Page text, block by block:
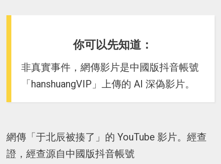
你可以先知道：
非真實事件，網傳影片是中國版抖音帳號
「hanshuangVIP」上傳的 AI 深偽影片。
網傳「于北辰被揍了」的 YouTube 影片。經查
證，經查源自中國版抖音帳號